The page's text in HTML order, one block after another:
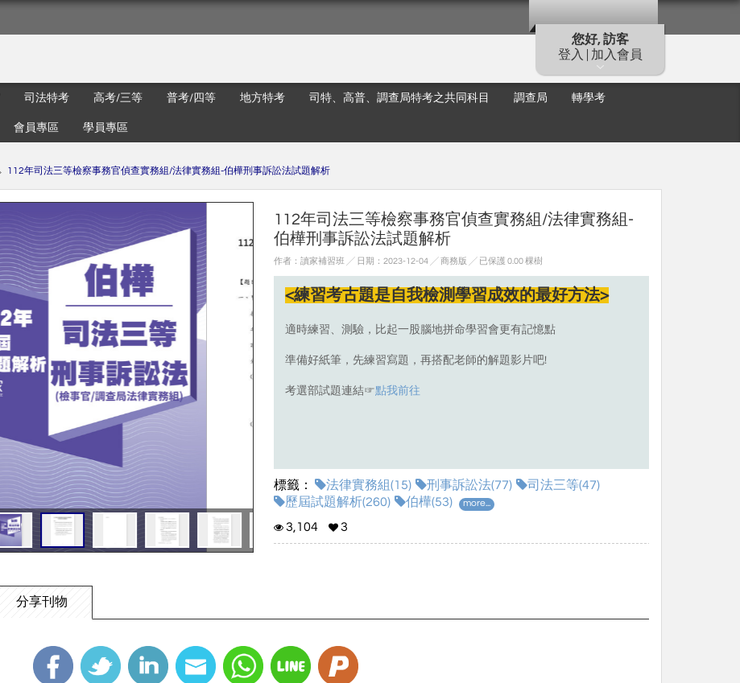
您好, 訪客
登入 | 加入會員
司法特考 高考/三等 普考/四等 地方特考 司特、高普、調查局特考之共同科目 調查局 轉學考
會員專區 學員專區
112年司法三等檢察事務官偵查實務組/法律實務組-伯樺刑事訴訟法試題解析
112年司法三等檢察事務官偵查實務組/法律實務組-
伯樺刑事訴訟法試題解析
作者：讀家補習班 ╱ 日期：2023-12-04 ╱ 商務版 ╱ 已保護 0.00 棵樹
<練習考古題是自我檢測學習成效的最好方法>
適時練習、測驗，比起一股腦地拼命學習會更有記憶點
準備好紙筆，先練習寫題，再搭配老師的解題影片吧!
考選部試題連結☞點我前往
標籤： 法律實務組(15) 刑事訴訟法(77)
司法三等(47)
歷屆試題解析(260)
伯樺(53) more...
3,104 3
分享刊物